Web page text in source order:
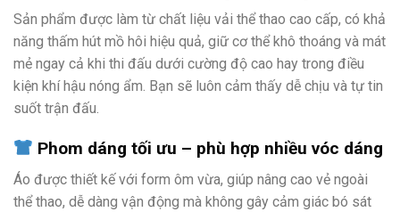
Sản phẩm được làm từ chất liệu vải thể thao cao cấp, có khả
năng thấm hút mồ hôi hiệu quả, giữ cơ thể khô thoáng và mát
mẻ ngay cả khi thi đấu dưới cường độ cao hay trong điều
kiện khí hậu nóng ẩm. Bạn sẽ luôn cảm thấy dễ chịu và tự tin
suốt trận đấu.
Phom dáng tối ưu – phù hợp nhiều vóc dáng
Áo được thiết kế với form ôm vừa, giúp nâng cao vẻ ngoài
thể thao, dễ dàng vận động mà không gây cảm giác bó sát